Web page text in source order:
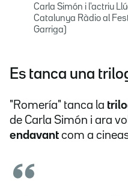
Carla Simón i l'actriu
Catalunya Ràdio al
Garriga)
Es tanca una
"Romería" tanca la
de Carla Simón i ara
endavant com a